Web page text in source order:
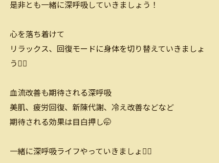
是非とも一緒に深呼吸していきましょう！
心を落ち着けて
リラックス、回復モードに身体を切り替えていきましょ
う🙆‍♂️
血流改善も期待される深呼吸
美肌、疲労回復、新陳代謝、冷え改善などなど
期待される効果は目白押し🤭
一緒に深呼吸ライフやっていきましょ🙆‍♂️